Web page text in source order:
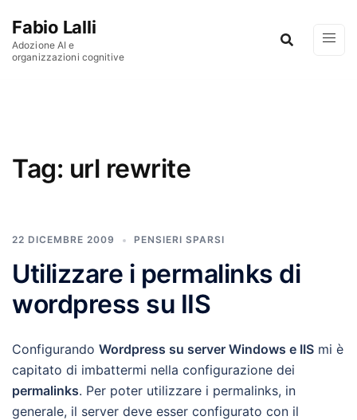
Fabio Lalli
Adozione AI e
organizzazioni cognitive
Tag: url rewrite
22 DICEMBRE 2009 PENSIERI SPARSI
Utilizzare i permalinks di
wordpress su IIS
Configurando Wordpress su server Windows e IIS mi è
capitato di imbattermi nella configurazione dei
permalinks. Per poter utilizzare i permalinks, in
generale, il server deve esser configurato con il